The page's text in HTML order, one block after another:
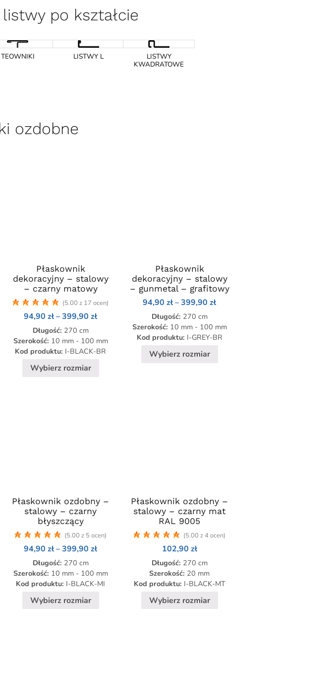
po kształcie
TEOWNIKI LISTWY L
LISTWY
KWADRATOWE
ozdobne
Płaskownik
dekoracyjny – stalowy
– czarny matowy
(5.00 z 17 ocen)
94,90 zł–399,90 złZakres
94,90 zł
do
399,90 zł
Długość: 270 cm
Szerokość: 10 mm - 100 mm
Kod produktu: I-BLACK-BR
Wybierz rozmiar
Ten
produkt
ma
wiele
wariantów.
Opcje
można
wybrać
na
Płaskownik
dekoracyjny – stalowy
– gunmetal – grafitowy
94,90 zł–399,90 złZakres
94,90 zł
do
399,90 zł
Długość: 270 cm
Szerokość: 10 mm - 100 mm
Kod produktu: I-GREY-BR
Wybierz rozmiar
Ten
produkt
ma
wiele
wariantów.
Opcje
można
wybrać
Płaskownik ozdobny –
stalowy – czarny
błyszczący
(5.00 z 5 ocen)
94,90 zł–399,90 złZakres
94,90 zł
do
399,90 zł
Długość: 270 cm
Szerokość: 10 mm - 100 mm
Kod produktu: I-BLACK-MI
Wybierz rozmiar
Ten
produkt
ma
wiele
wariantów.
Opcje
można
wybrać
na
Płaskownik ozdobny –
stalowy – czarny mat
RAL 9005
(5.00 z 4 ocen)
102,90 zł
Długość: 270 cm
Szerokość: 20 mm
Kod produktu: I-BLACK-MT
Wybierz rozmiar
Ten
produkt
ma
wiele
wariantów.
Opcje
można
wybrać
na